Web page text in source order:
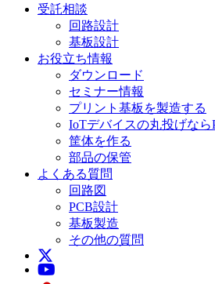
受託相談
回路設計
基板設計
お役立ち情報
ダウンロード
セミナー情報
プリント基板を製造する
IoTデバイスの丸投げなら
筐体を作る
部品の保管
よくある質問
回路図
PCB設計
基板製造
その他の質問